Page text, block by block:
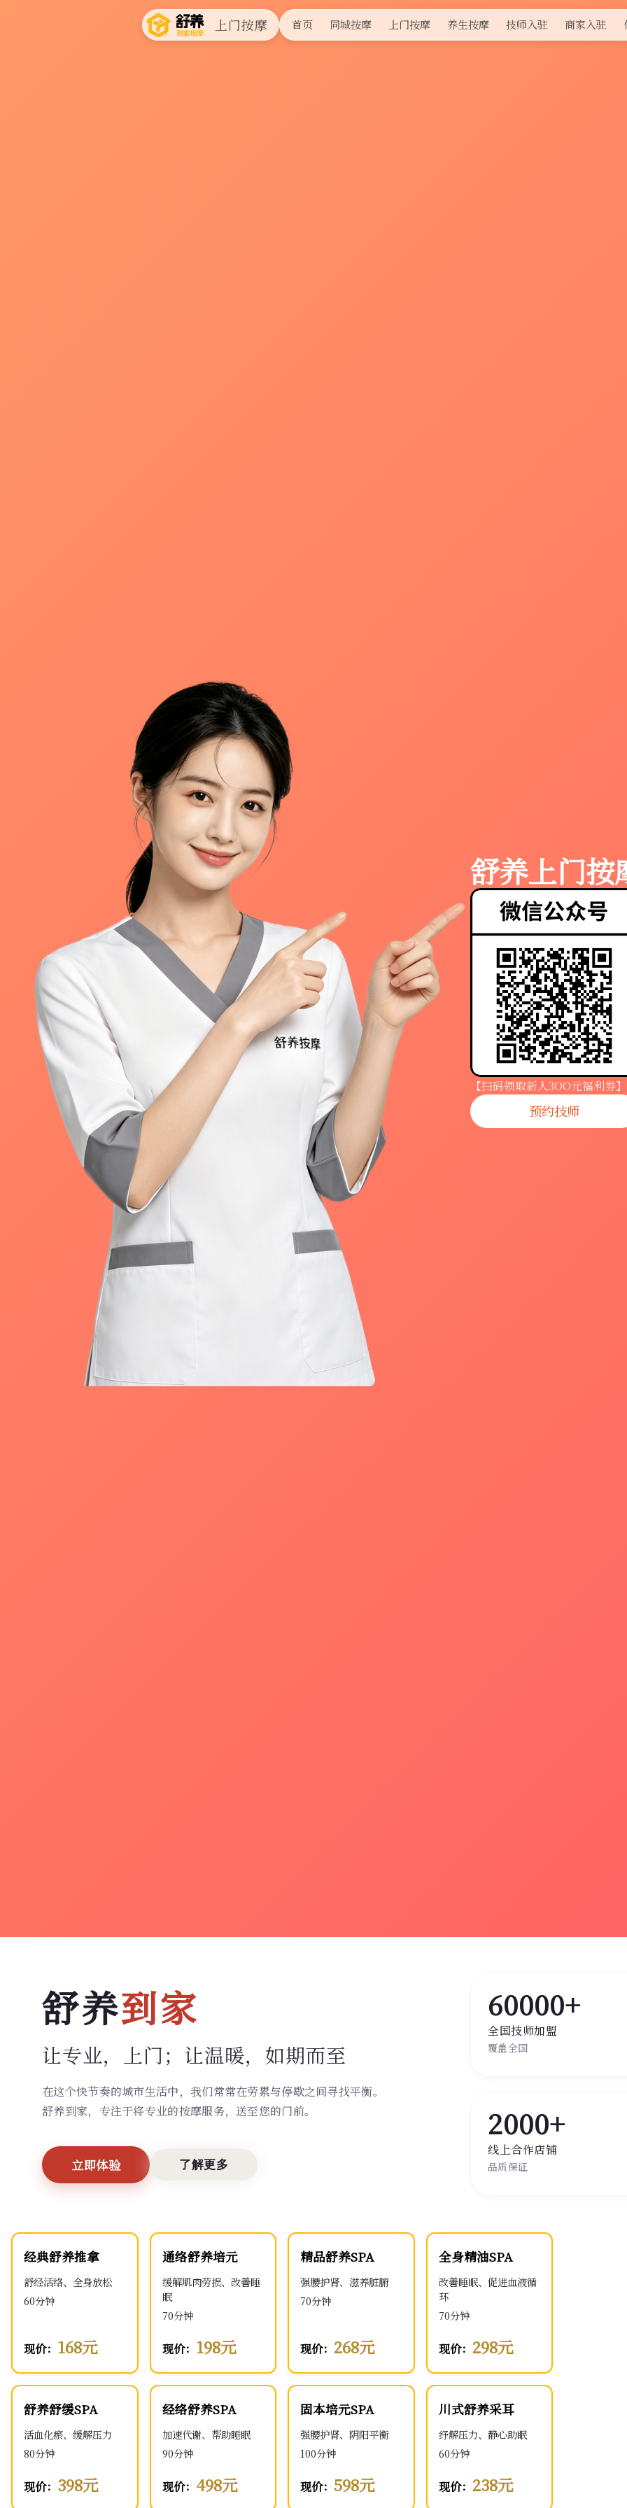
上门按摩 首页 同城按摩 上门按摩 养生按摩 技师入驻 商家入驻
舒养上门按
【扫码领取新人3OO元福利券】
预约技师
舒养到家
让专业，上门； 让温暖，如期而至
在这个快节奏的城市生活中，我们常常在劳累与停歇之间寻找平衡。
舒养到家，专注于将专业的按摩服务，送至您的门前。
立即体验 了解更多
60000+
全国技师加盟
覆盖全国
2000+
线上合作店铺
品质保证
经典舒养推拿
舒经活络、全身放松
60分钟
现价： 168元
通络舒养培元
缓解肌肉劳损、改善睡
眠
70分钟
现价： 198元
精品舒养SPA
强腰护肾、滋养脏腑
70分钟
现价： 268元
全身精油SPA
改善睡眠、促进血液循
环
70分钟
现价： 298元
舒养舒缓SPA
活血化瘀、缓解压力
80分钟
现价： 398元
经络舒养SPA
加速代谢、帮助睡眠
90分钟
现价： 498元
固本培元SPA
强腰护肾、阴阳平衡
100分钟
现价：598元
川式舒养采耳
纾解压力、静心助眠
60分钟
现价： 238元